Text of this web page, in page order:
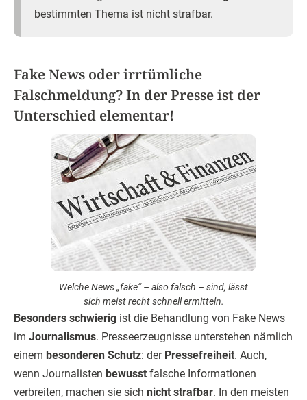
bestimmten Thema ist nicht strafbar.
Fake News oder irrtümliche
Falschmeldung? In der Presse ist der
Unterschied elementar!
Welche News „fake“ – also falsch – sind, lässt
sich meist recht schnell ermitteln.
Besonders schwierig ist die Behandlung von Fake News
im Journalismus. Presseerzeugnisse unterstehen nämlich
einem besonderen Schutz: der Pressefreiheit. Auch,
wenn Journalisten bewusst falsche Informationen
verbreiten, machen sie sich nicht strafbar. In den meisten